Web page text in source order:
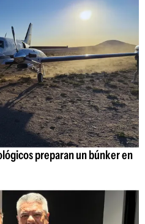
preparan un búnker en